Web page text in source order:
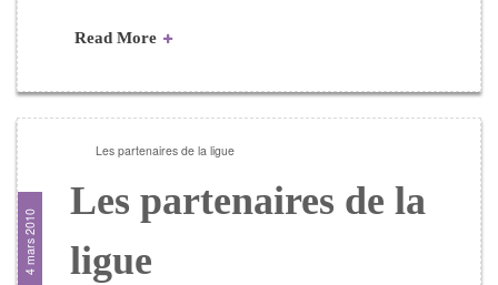
Read More
4 mars 2010
Les partenaires de la ligue
Les partenaires de la
ligue